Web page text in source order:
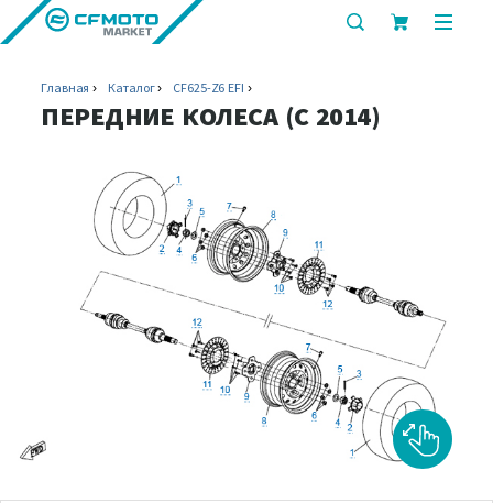
показать
поиска
Главная Каталог CF625-Z6 EFI
ПЕРЕДНИЕ КОЛЕСА (C 2014)